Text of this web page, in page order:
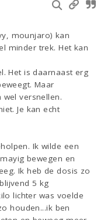
mounjaro) kan
minder trek. Het kan
Het is daarnaast erg
Maar
versnellen.
Je kan echt
Ik wilde een
bewegen en
Ik heb de dosis zo
5 kg
lichter was voelde
houden...ik ben